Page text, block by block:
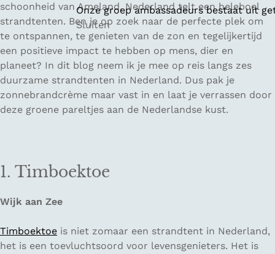
Onze groep ambassadeurs bestaat uit
Sluiten
schoonheid van Ameland, Nederland telt een heleboel
strandtenten. Ben je op zoek naar de perfecte plek om
te ontspannen, te genieten van de zon en tegelijkertijd
een positieve impact te hebben op mens, dier en
planeet? In dit blog neem ik je mee op reis langs zes
duurzame strandtenten in Nederland. Dus pak je
zonnebrandcrème maar vast in en laat je verrassen door
deze groene pareltjes aan de Nederlandse kust.
1. Timboektoe
Wijk aan Zee
Timboektoe is niet zomaar een strandtent in Nederland,
het is een toevluchtsoord voor levensgenieters. Het is